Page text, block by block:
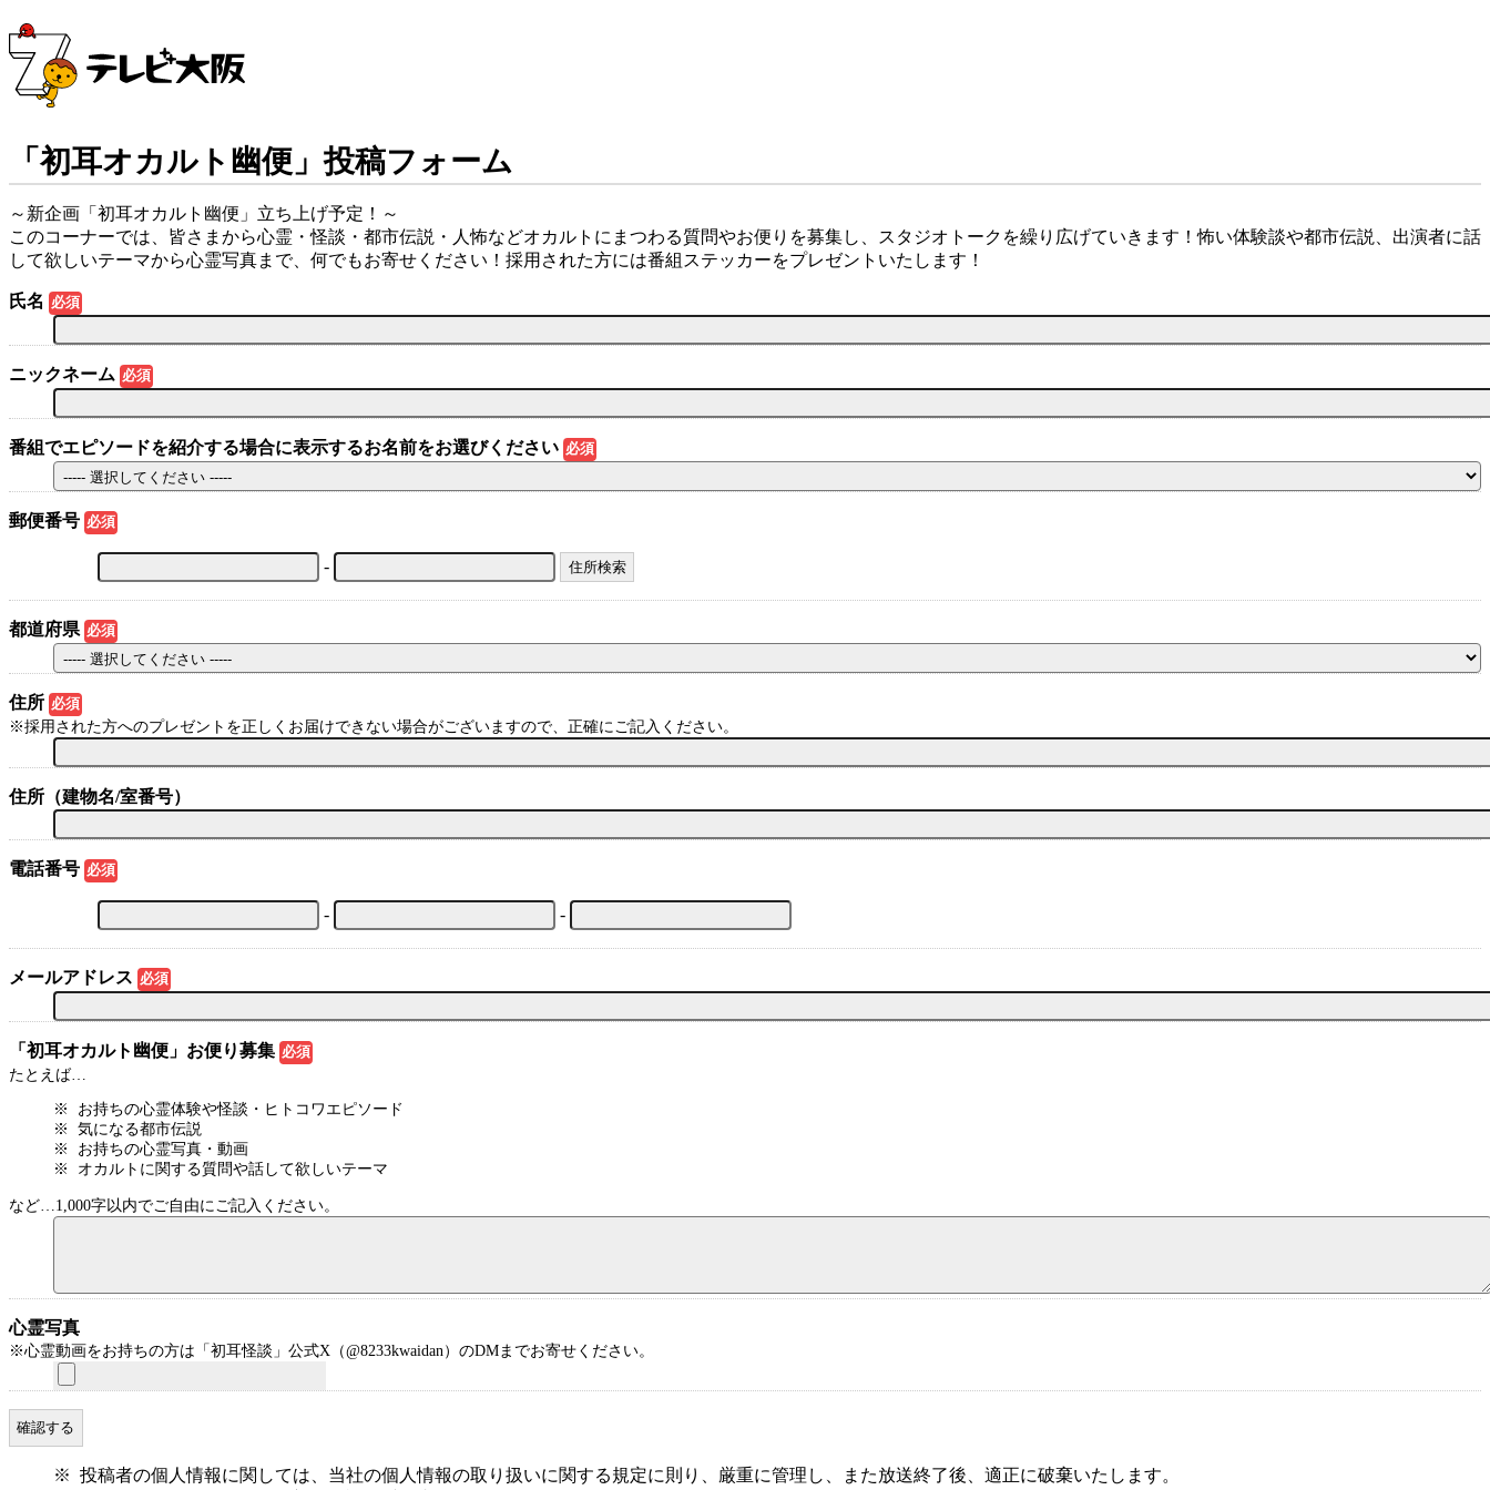
「初耳オカルト幽便」投稿フォーム
～新企画「初耳オカルト幽便」立ち上げ予定！～
このコーナーでは、皆さまから心霊・怪談・都市伝説・人怖などオカルトにまつわる質問やお便りを募集し、スタジオトークを繰り広げていきます！怖い体験談や都市伝説、出演者に話
して欲しいテーマから心霊写真まで、何でもお寄せください！採用された方には番組ステッカーをプレゼントいたします！
氏名 必須
ニックネーム 必須
番組でエピソードを紹介する場合に表示するお名前をお選びください 必須
郵便番号 必須
-
都道府県 必須
住所 必須
※採用された方へのプレゼントを正しくお届けできない場合がございますので、正確にご記入ください。
住所（建物名/室番号）
電話番号 必須
- -
メールアドレス 必須
「初耳オカルト幽便」お便り募集 必須
たとえば…
お持ちの心霊体験や怪談・ヒトコワエピソード
気になる都市伝説
お持ちの心霊写真・動画
オカルトに関する質問や話して欲しいテーマ
など…1,000字以内でご自由にご記入ください。
心霊写真
※心霊動画をお持ちの方は「初耳怪談」公式X（@8233kwaidan）のDMまでお寄せください。
投稿者の個人情報に関しては、当社の個人情報の取り扱いに関する規定に則り、厳重に管理し、また放送終了後、適正に破棄いたします。